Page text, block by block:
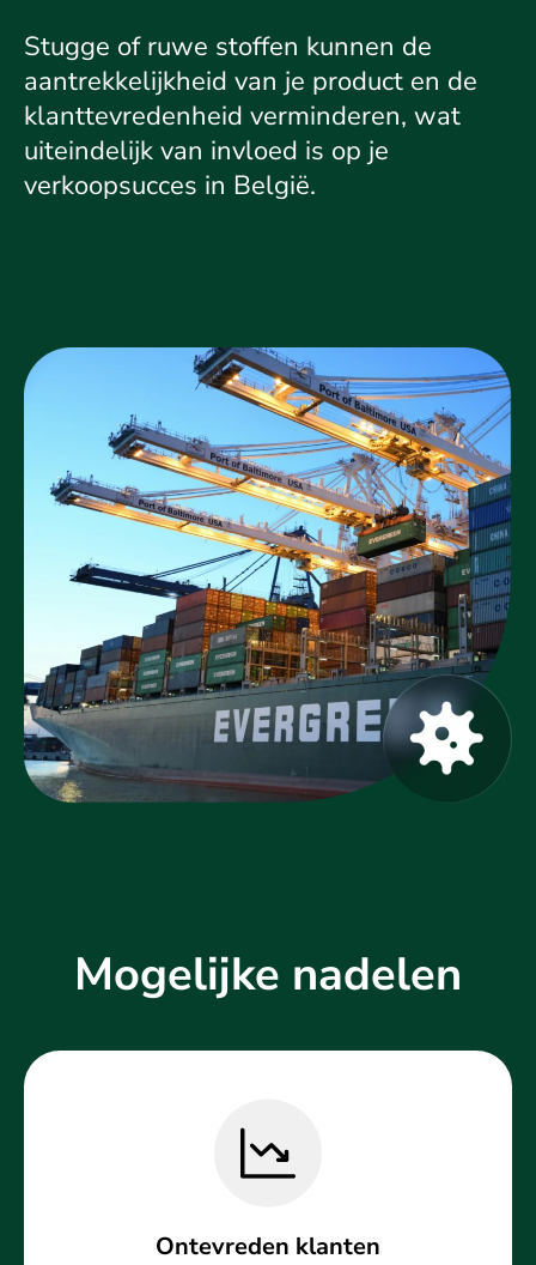
Stugge of ruwe stoffen kunnen de
aantrekkelijkheid van je product en de
klanttevredenheid verminderen, wat
uiteindelijk van invloed is op je
verkoopsucces in België.
Mogelijke nadelen
Ontevreden klanten